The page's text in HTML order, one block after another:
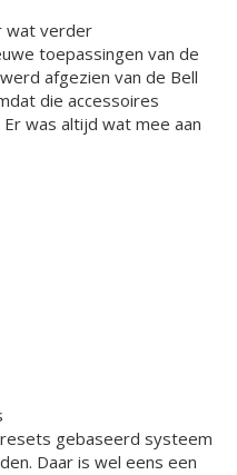
wat verder
toepassingen van de
afgezien van de Bell
die accessoires
was altijd wat mee aan
gebaseerd systeem
Daar is wel eens een